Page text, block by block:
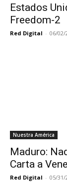
Estados
Freedom-2
Red Digital - 06/02/
Nuestra América
Maduro:
Carta a
Red Digital - 05/31/